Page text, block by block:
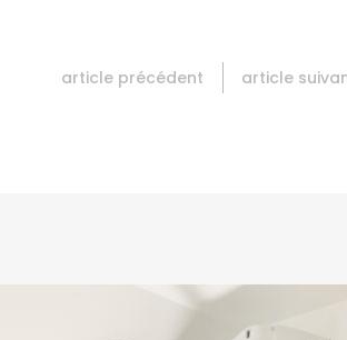
article précédent article